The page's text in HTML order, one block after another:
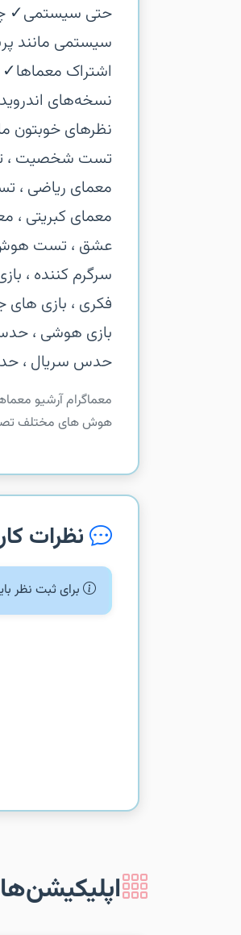
حتی سیستمی‏✓
سیستمی مانند
اشتراک
نظرهای خوبتون
تست شخصیت ،
معمای ریاضی ،
معمای کبریتی ،
عشق ، تست هوش
سرگرم کننده ،
فکری ، بازی های
بازی هوشی ،
حدس سریال ،
‏‏معماگرام آرشیو
هوش های مختلف
نظرات
برای ثبت نظر